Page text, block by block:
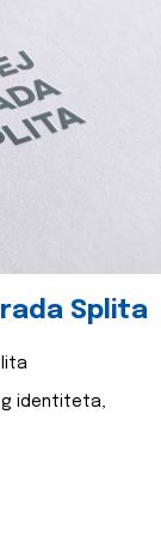
Splita
identiteta,